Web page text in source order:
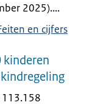
2025)....
en cijfers
kinderen